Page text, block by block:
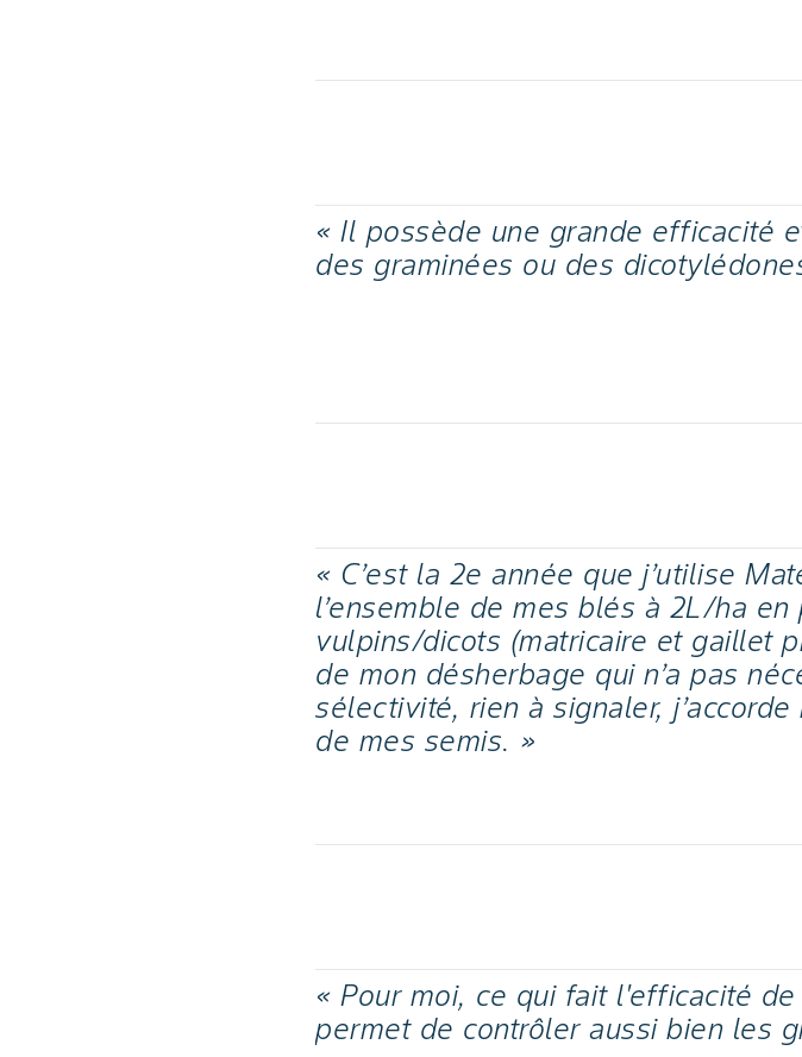
« Il possède une grande efficacité
des graminées ou des
« C’est la 2e année que j’utilise
l’ensemble de mes blés à 2L/ha
vulpins/dicots (matricaire et gaillet
de mon désherbage qui n’a pas
sélectivité, rien à signaler,
de mes semis. »
« Pour moi, ce qui fait l'efficacité
permet de contrôler aussi bien les